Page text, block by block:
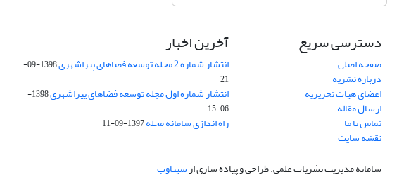
دسترسی سریع
صفحه اصلی
درباره نشریه
اعضای هیات تحریریه
ارسال مقاله
تماس با ما
نقشه سایت
آخرین اخبار
انتشار شماره 2 مجله توسعه فضاهای پیراشهری
1398-09-
21
انتشار شماره اول مجله توسعه فضاهای پیراشهری
1398-
06-15
راه اندازی سامانه مجله1397-09-11
سامانه مدیریت نشریات علمی.طراحی و پیاده سازی ازسیناوب